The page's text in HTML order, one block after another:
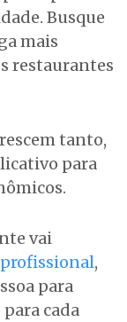
Busque
mais
restaurantes
tanto,
para
vai
,
para
cada